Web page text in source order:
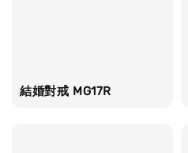
結婚對戒 MG17R